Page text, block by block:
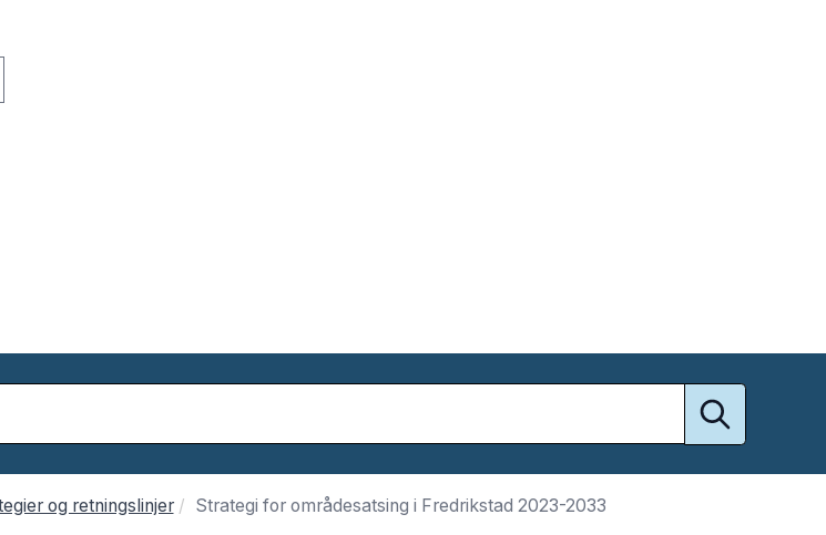
og retningslinjer Strategi for områdesatsing i Fredrikstad 2023-2033